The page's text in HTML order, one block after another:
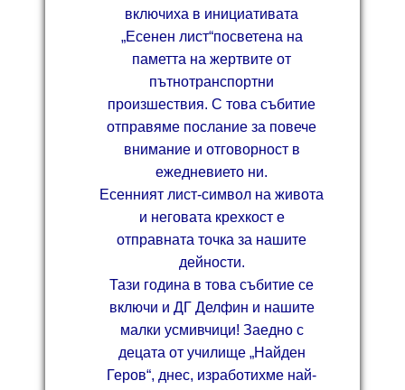
включиха в инициативата
„Есенен лист“посветена на
паметта на жертвите от
пътнотранспортни
произшествия. С това събитие
отправяме послание за повече
внимание и отговорност в
ежедневието ни.
Есенният лист-символ на живота
и неговата крехкост е
отправната точка за нашите
дейности.
Тази година в това събитие се
включи и ДГ Делфин и нашите
малки усмивчици! Заедно с
децата от училище „Найден
Геров“, днес, изработихме най-